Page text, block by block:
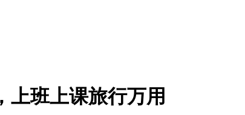
上班上课旅行万用